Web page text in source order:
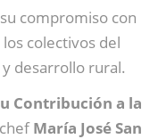
compromiso con
colectivos del
desarrollo rural.
Contribución a la
María José San